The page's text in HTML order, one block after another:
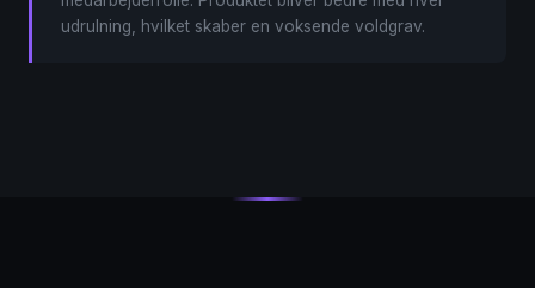
udrulning, hvilket skaber en voksende voldgrav.